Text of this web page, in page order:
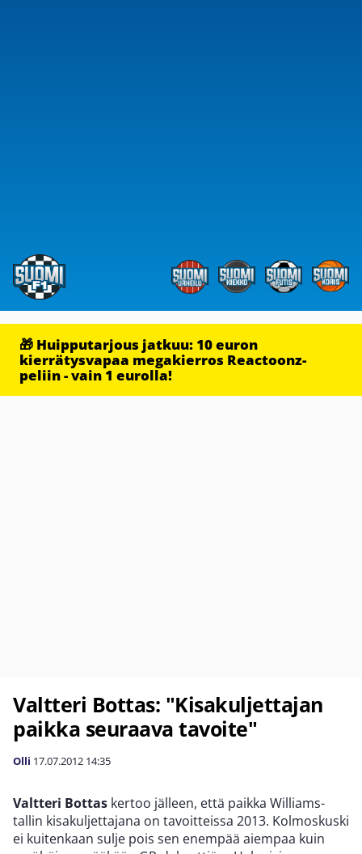
🎁 Huipputarjous jatkuu: 10 euron
kierrätysvapaa megakierros Reactoonz-
peliin - vain 1 eurolla!
Valtteri Bottas: "Kisakuljettajan
paikka seuraava tavoite"
Olli 17.07.2012 14:35
Valtteri Bottas kertoo jälleen, että paikka Williams-
tallin kisakuljettajana on tavoitteissa 2013. Kolmoskuski
ei kuitenkaan sulje pois sen enempää aiempaa kuin